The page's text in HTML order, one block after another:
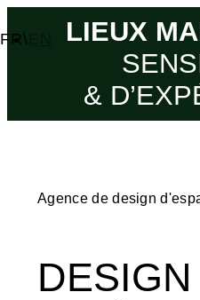
LIEUX
&
Agence de design
DESIGN
FR\